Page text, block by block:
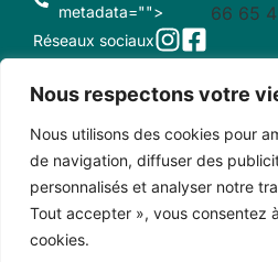
Nous respectons votre
Nous utilisons des cookies pour
de navigation, diffuser des
personnalisés et analyser notre
Tout accepter », vous consentez
cookies.
metadata="">
66 65
Réseaux sociaux
CONDITIONS GÉNÉRALES DE
MENTIONS LÉGALES